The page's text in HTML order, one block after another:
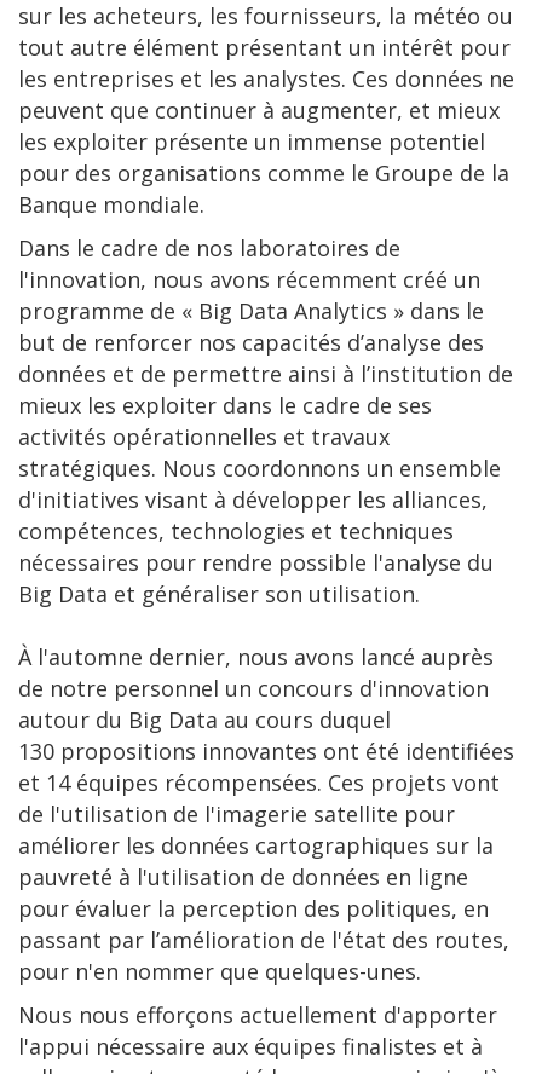
sur les acheteurs, les fournisseurs, la météo ou
tout autre élément présentant un intérêt pour
les entreprises et les analystes. Ces données ne
peuvent que continuer à augmenter, et mieux
les exploiter présente un immense potentiel
pour des organisations comme le Groupe de la
Banque mondiale.
Dans le cadre de nos laboratoires de
l'innovation, nous avons récemment créé un
programme de « Big Data Analytics » dans le
but de renforcer nos capacités d’analyse des
données et de permettre ainsi à l’institution de
mieux les exploiter dans le cadre de ses
activités opérationnelles et travaux
stratégiques. Nous coordonnons un ensemble
d'initiatives visant à développer les alliances,
compétences, technologies et techniques
nécessaires pour rendre possible l'analyse du
Big Data et généraliser son utilisation.
À l'automne dernier, nous avons lancé auprès
de notre personnel un concours d'innovation
autour du Big Data au cours duquel
130 propositions innovantes ont été identifiées
et 14 équipes récompensées. Ces projets vont
de l'utilisation de l'imagerie satellite pour
améliorer les données cartographiques sur la
pauvreté à l'utilisation de données en ligne
pour évaluer la perception des politiques, en
passant par l’amélioration de l'état des routes,
pour n'en nommer que quelques-unes.
Nous nous efforçons actuellement d'apporter
l'appui nécessaire aux équipes finalistes et à